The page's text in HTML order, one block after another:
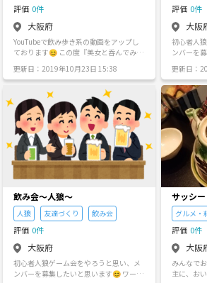
評価 0件
大阪府
YouTubeで飲み歩き系の動画をアップし
ております😊 この度『美女と呑んでみ
いくにあたり、一緒に飲んで頂ける方を
募集します🤗 基本的に場所は大阪で、私
と貴女の二人、もしくは貴女の友人女性
の三人で梅田や難波などの居酒屋などで
ゆる〜く呑むというだけです🍺 1回の撮
影は30分ほどです。 費用は全額こちらが
もちます。（交通費別） 動画の平均再生
回数は少ないですが大体3万再生くらいで
す。 地下アイドルや、お店されてる方な
ど、PRしたいという方がおられましたら
この動画を通じて宣伝してみてはどうで
すか？ 3万人にPRしちゃって下さい😄 簡
単なプロフィールと顔写真を添えてDM頂
ければご対応させていただきます。 お待
ちしております。 匿名でも大丈夫です🙆‍♀️
更新日：2019年10月23日 15:38
評価 0件
大阪
初心者人
ンバーを募
ら交流を
す。 人狼ゲームを知ってるけどやった事
がない方
話せなか
ます！ ・日時:8月31日(土) 18時〜21時
ぐらい その後残りたい人は、ご飯やお酒
を呑みな
ん。 ・場所:天満駅付近（詳細は応募した
方に連絡します！) ・
ンドリンク、お
パ行為や
最低限のマ
加ご希望
ム、人狼
ないか を明
加、途中
ご参加お
更新日：
飲み会〜人狼〜
人狼 友達づくり 飲み会
評価 0件
大阪府
初心者人狼ゲーム会をやろうと思い、メ
ンバーを募集したいと思います😊 ワード
サッシー
グルメ・
評価 0件
大阪
みんなで
主に、お